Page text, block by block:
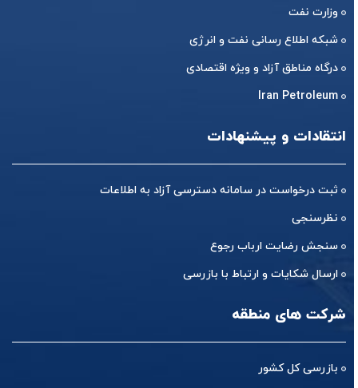
وزارت نفت
شبکه اطلاع رسانی نفت و انرژی
درگاه مناطق آزاد و ویژه اقتصادی
Iran Petroleum
انتقادات و پیشنهادات
ثبت درخواست در سامانه دسترسی آزاد به اطلاعات
نظرسنجی
سنجش رضایت ارباب رجوع
ارسال شکایات و ارتباط با بازرسی
شرکت های منطقه
بازرسی کل کشور